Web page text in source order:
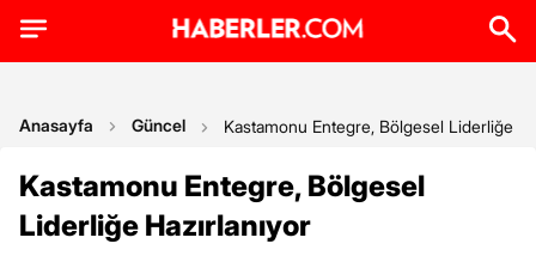
Anasayfa Güncel Kastamonu Entegre, Bölgesel Liderliğe
Kastamonu Entegre, Bölgesel
Liderliğe Hazırlanıyor